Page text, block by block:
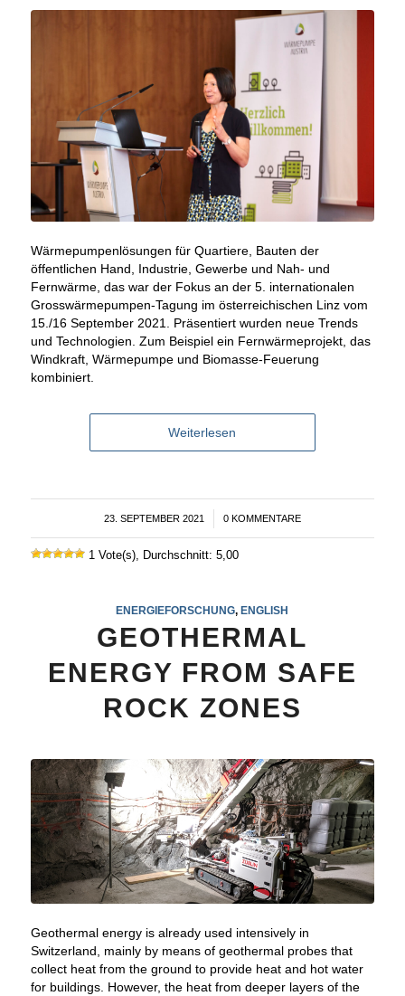
Wärmepumpenlösungen für Quartiere, Bauten der
öffentlichen Hand, Industrie, Gewerbe und Nah- und
Fernwärme, das war der Fokus an der 5. internationalen
Grosswärmepumpen-Tagung im österreichischen Linz vom
15./16 September 2021. Präsentiert wurden neue Trends
und Technologien. Zum Beispiel ein Fernwärmeprojekt, das
Windkraft, Wärmepumpe und Biomasse-Feuerung
kombiniert.
Weiterlesen
23. SEPTEMBER 2021
/ 0 KOMMENTARE
1 Vote(s), Durchschnitt: 5,00
ENERGIEFORSCHUNG, ENGLISH
GEOTHERMAL
ENERGY FROM SAFE
ROCK ZONES
Geothermal energy is already used intensively in
Switzerland, mainly by means of geothermal probes that
collect heat from the ground to provide heat and hot water
for buildings. However, the heat from deeper layers of the